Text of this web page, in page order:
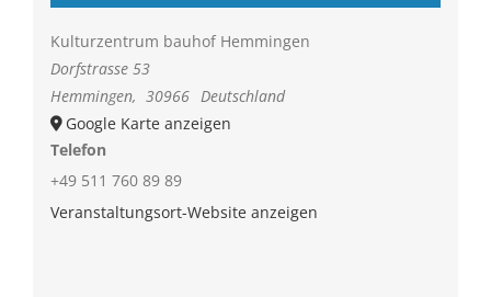
Kulturzentrum bauhof Hemmingen
Dorfstrasse 53
Hemmingen, 30966 Deutschland
Google Karte anzeigen
Telefon
+49 511 760 89 89
Veranstaltungsort-Website anzeigen